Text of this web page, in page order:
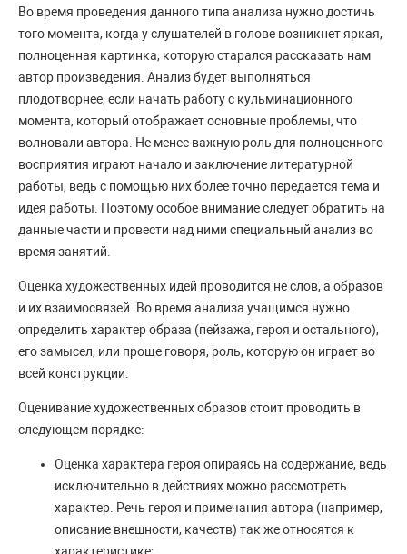
Во время проведения данного типа анализа нужно достичь
того момента, когда у слушателей в голове возникнет яркая,
полноценная картинка, которую старался рассказать нам
автор произведения. Анализ будет выполняться
плодотворнее, если начать работу с кульминационного
момента, который отображает основные проблемы, что
волновали автора. Не менее важную роль для полноценного
восприятия играют начало и заключение литературной
работы, ведь с помощью них более точно передается тема и
идея работы. Поэтому особое внимание следует обратить на
данные части и провести над ними специальный анализ во
время занятий.
Оценка художественных идей проводится не слов, а образов
и их взаимосвязей. Во время анализа учащимся нужно
определить характер образа (пейзажа, героя и остального),
его замысел, или проще говоря, роль, которую он играет во
всей конструкции.
Оценивание художественных образов стоит проводить в
следующем порядке:
Оценка характера героя опираясь на содержание, ведь
исключительно в действиях можно рассмотреть
характер. Речь героя и примечания автора (например,
описание внешности, качеств) так же относятся к